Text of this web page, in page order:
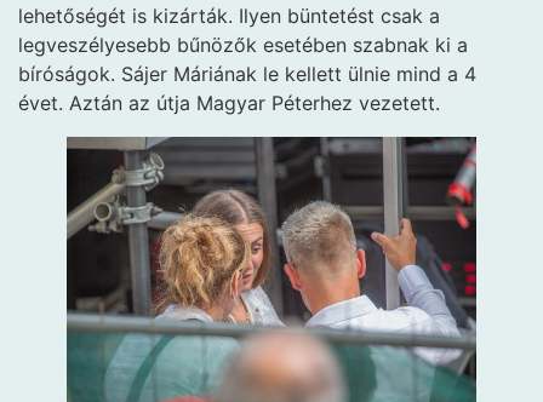
lehetőségét is kizárták. Ilyen büntetést csak a
legveszélyesebb bűnözők esetében szabnak ki a
bíróságok. Sájer Máriának le kellett ülnie mind a 4
évet. Aztán az útja Magyar Péterhez vezetett.